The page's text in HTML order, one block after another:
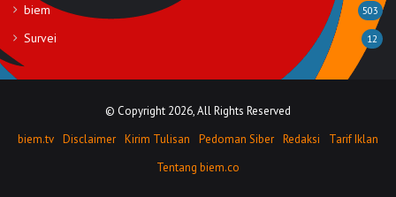
biem 503
Survei 12
© Copyright 2026, All Rights Reserved
biem.tv Disclaimer Kirim Tulisan Pedoman Siber Redaksi
Tarif Iklan
Tentang biem.co